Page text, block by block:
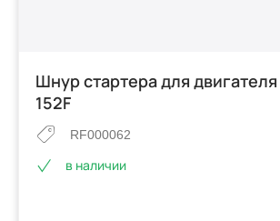
Шнур стартера для двигателя
152F
RF000062
в наличии